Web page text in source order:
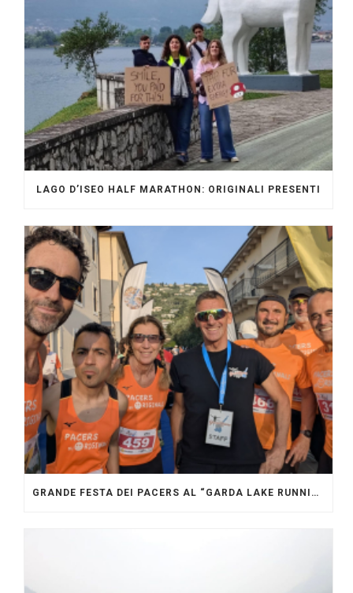
LAGO D’ISEO HALF MARATHON: ORIGINALI PRESENTI
GRANDE FESTA DEI PACERS AL “GARDA LAKE RUNNING FESTIVAL”